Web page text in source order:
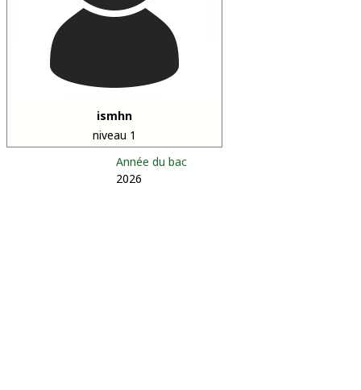
ismhn
niveau 1
Année du bac
2026